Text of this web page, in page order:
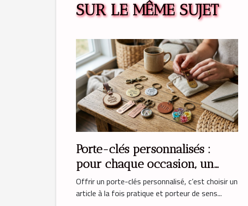
SUR LE MÊME SUJET
Porte-clés personnalisés :
pour chaque occasion, un
cadeau unique
Offrir un porte-clés personnalisé, c’est choisir un
article à la fois pratique et porteur de sens...